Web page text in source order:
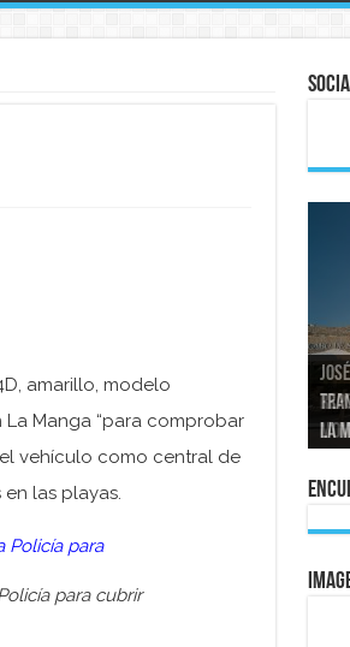
amarillo, modelo
Manga “para comprobar
vehículo como central de
las playas.
para cubrir
La
La
El
al